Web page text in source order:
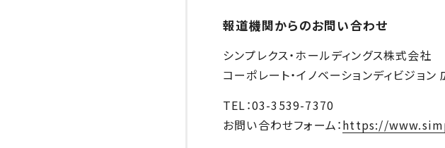
報道機関からのお問い合わせ
シンプレクス・ホールディングス株式会社
コーポレート・イノベーションディビジョ
TEL：03-3539-7370
お問い合わせフォーム：https://